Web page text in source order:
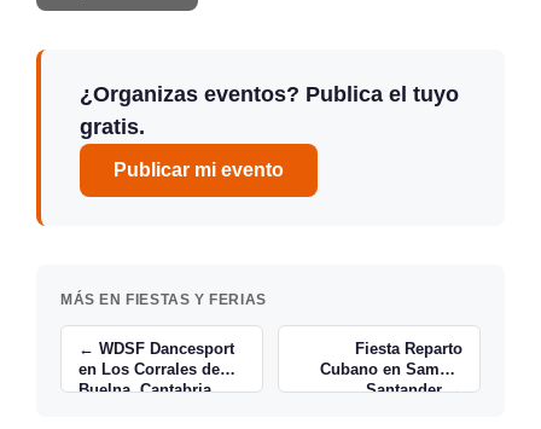
¿Organizas eventos? Publica el tuyo
gratis.
Publicar mi evento
MÁS EN FIESTAS Y FERIAS
← WDSF Dancesport
en Los Corrales de
Buelna, Cantabria
Fiesta Reparto
Cubano en Samoa,
Santander →